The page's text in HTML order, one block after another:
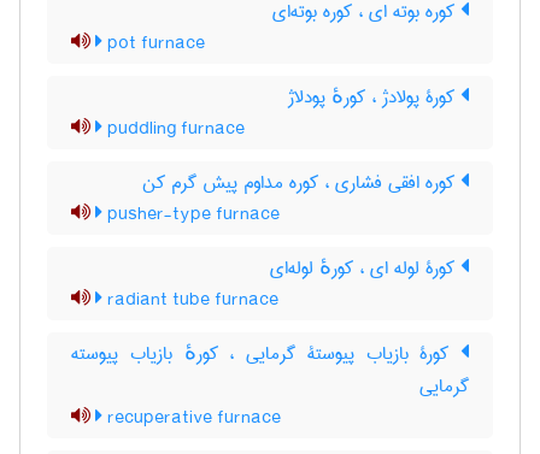
کوره بوته ای ، کوره بوته‌ای
pot furnace
کورۀ پولادژ ، کورهٔ پودلاژ
puddling furnace
کوره افقی فشاری ، کوره مداوم پیش گرم کن
pusher-type furnace
کورۀ لوله ای ، کورهٔ لوله‌ای
radiant tube furnace
کورۀ بازیاب پیوستۀ گرمایی ، کورهٔ بازیاب پیوسته
گرمایی
recuperative furnace